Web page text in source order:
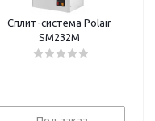
Сплит-система Polair
SM232M